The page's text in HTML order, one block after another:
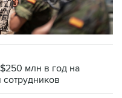
млн в год на